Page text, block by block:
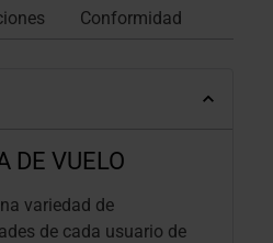
Conformidad
DE VUELO
variedad de
de cada usuario de